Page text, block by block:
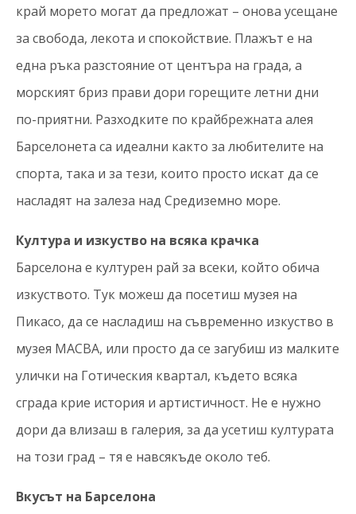
край морето могат да предложат – онова усещане
за свобода, лекота и спокойствие. Плажът е на
една ръка разстояние от центъра на града, а
морският бриз прави дори горещите летни дни
по-приятни. Разходките по крайбрежната алея
Барселонета са идеални както за любителите на
спорта, така и за тези, които просто искат да се
насладят на залеза над Средиземно море.
Култура и изкуство на всяка крачка
Барселона е културен рай за всеки, който обича
изкуството. Тук можеш да посетиш музея на
Пикасо, да се насладиш на съвременно изкуство в
музея MACBA, или просто да се загубиш из малките
улички на Готическия квартал, където всяка
сграда крие история и артистичност. Не е нужно
дори да влизаш в галерия, за да усетиш културата
на този град – тя е навсякъде около теб.
Вкусът на Барселона